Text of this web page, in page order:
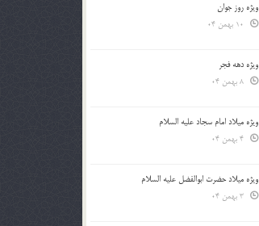
ویژه روز جوان
ویژه دهه فجر
ویژه میلاد امام سجاد علیه السلام
ویژه میلاد حضرت ابوالفضل علیه السلام